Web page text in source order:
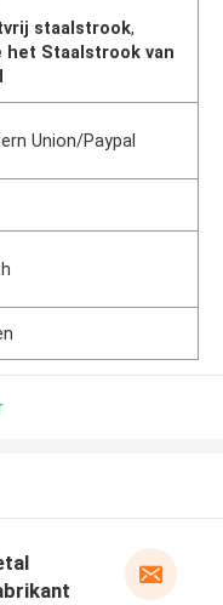
staalstrook,
het Staalstrook van
Union/Paypal